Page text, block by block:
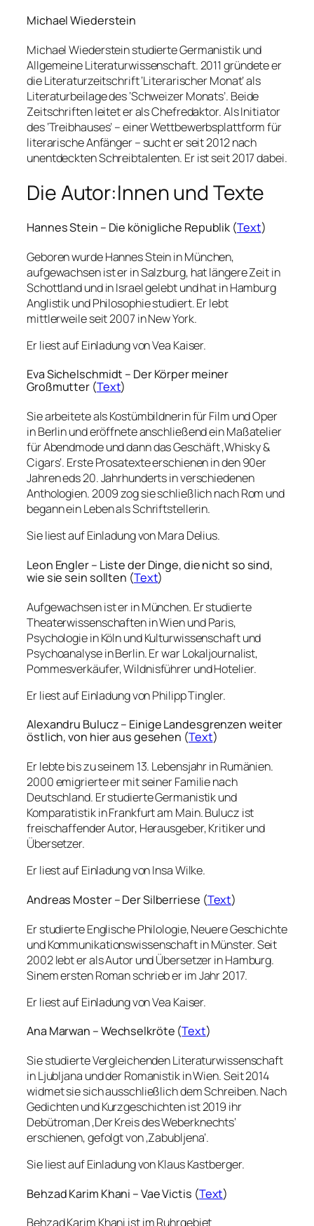
Michael Wiederstein
Michael Wiederstein studierte Germanistik und
Allgemeine Literaturwissenschaft. 2011 gründete er
die Literaturzeitschrift ‘Literarischer Monat’ als
Literaturbeilage des ‘Schweizer Monats’. Beide
Zeitschriften leitet er als Chefredaktor. Als Initiator
des ‘Treibhauses’ – einer Wettbewerbsplattform für
literarische Anfänger – sucht er seit 2012 nach
unentdeckten Schreibtalenten. Er ist seit 2017 dabei.
Die Autor:Innen und Texte
Hannes Stein – Die königliche Republik (Text)
Geboren wurde Hannes Stein in München,
aufgewachsen ist er in Salzburg, hat längere Zeit in
Schottland und in Israel gelebt und hat in Hamburg
Anglistik und Philosophie studiert. Er lebt
mittlerweile seit 2007 in New York.
Er liest auf Einladung von Vea Kaiser.
Eva Sichelschmidt – Der Körper meiner
Großmutter (Text)
Sie arbeitete als Kostümbildnerin für Film und Oper
in Berlin und eröffnete anschließend ein Maßatelier
für Abendmode und dann das Geschäft ‚Whisky &
Cigars‘. Erste Prosatexte erschienen in den 90er
Jahren eds 20. Jahrhunderts in verschiedenen
Anthologien. 2009 zog sie schließlich nach Rom und
begann ein Leben als Schriftstellerin.
Sie liest auf Einladung von Mara Delius.
Leon Engler – Liste der Dinge, die nicht so sind,
wie sie sein sollten (Text)
Aufgewachsen ist er in München. Er studierte
Theaterwissenschaften in Wien und Paris,
Psychologie in Köln und Kulturwissenschaft und
Psychoanalyse in Berlin. Er war Lokaljournalist,
Pommesverkäufer, Wildnisführer und Hotelier.
Er liest auf Einladung von Philipp Tingler.
Alexandru Bulucz – Einige Landesgrenzen weiter
östlich, von hier aus gesehen (Text)
Er lebte bis zu seinem 13. Lebensjahr in Rumänien.
2000 emigrierte er mit seiner Familie nach
Deutschland. Er studierte Germanistik und
Komparatistik in Frankfurt am Main. Bulucz ist
freischaffender Autor, Herausgeber, Kritiker und
Übersetzer.
Er liest auf Einladung von Insa Wilke.
Andreas Moster – Der Silberriese (Text)
Er studierte Englische Philologie, Neuere Geschichte
und Kommunikationswissenschaft in Münster. Seit
2002 lebt er als Autor und Übersetzer in Hamburg.
Sinem ersten Roman schrieb er im Jahr 2017.
Er liest auf Einladung von Vea Kaiser.
Ana Marwan – Wechselkröte (Text)
Sie studierte Vergleichenden Literaturwissenschaft
in Ljubljana und der Romanistik in Wien. Seit 2014
widmet sie sich ausschließlich dem Schreiben. Nach
Gedichten und Kurzgeschichten ist 2019 ihr
Debütroman ‚Der Kreis des Weberknechts‘
erschienen, gefolgt von ‚Zabubljena‘.
Sie liest auf Einladung von Klaus Kastberger.
Behzad Karim Khani – Vae Victis (Text)
Behzad Karim Khani ist im Ruhrgebiet